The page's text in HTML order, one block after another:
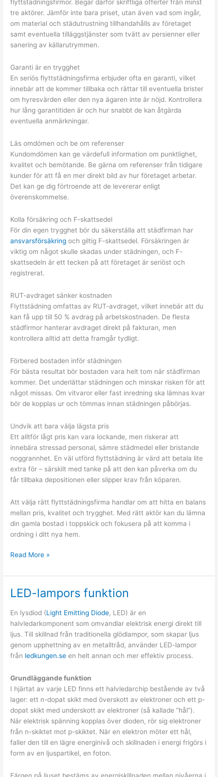
flyttstädningsfirmor. Begär därför skriftliga offerter från minst
tre aktörer. Jämför inte bara priset, utan även vad som ingår,
om material och städutrustning tillhandahålls av företaget
samt eventuella tilläggstjänster som tvätt av persienner eller
sanering av källarutrymmen.
Garanti är en trygghet
En seriös flyttstädningsfirma erbjuder ofta en garanti, vilket
innebär att de kommer tillbaka och rättar till eventuella brister
om hyresvärden eller den nya ägaren inte är nöjd. Kontrollera
hur lång garantitiden är och hur snabbt de kan åtgärda
eventuella anmärkningar.
Läs omdömen och be om referenser
Kundomdömen kan ge värdefull information om punktlighet,
kvalitet och bemötande. Be gärna om referenser från tidigare
kunder för att få en mer direkt bild av hur företaget arbetar.
Det kan ge dig förtroende att de levererar enligt
överenskommelse.
Kolla försäkring och F-skattsedel
För din egen trygghet bör du säkerställa att städfirman har
ansvarsförsäkring och giltig F-skattsedel. Försäkringen är
viktig om något skulle skadas under städningen, och F-
skattsedeln är ett tecken på att företaget är seriöst och
registrerat.
RUT-avdraget sänker kostnaden
Flyttstädning omfattas av RUT-avdraget, vilket innebär att du
kan få upp till 50 % avdrag på arbetskostnaden. De flesta
städfirmor hanterar avdraget direkt på fakturan, men
kontrollera alltid att detta framgår tydligt.
Förbered bostaden inför städningen
För bästa resultat bör bostaden vara helt tom när städfirman
kommer. Det underlättar städningen och minskar risken för att
något missas. Om vitvaror eller fast inredning ska lämnas kvar
bör de kopplas ur och tömmas innan städningen påbörjas.
Undvik att bara välja lägsta pris
Ett alltför lågt pris kan vara lockande, men riskerar att
innebära stressad personal, sämre städmedel eller bristande
noggrannhet. En väl utförd flyttstädning är värd att betala lite
extra för – särskilt med tanke på att den kan påverka om du
får tillbaka depositionen eller slipper krav från köparen.
Att välja rätt flyttstädningsfirma handlar om att hitta en balans
mellan pris, kvalitet och trygghet. Med rätt aktör kan du lämna
din gamla bostad i toppskick och fokusera på att komma i
ordning i ditt nya hem.
Så
du
rätt
företag
flyttstädning
Read More »
LED-lampors funktion
En lysdiod (Light Emitting Diode, LED) är en
halvledarkomponent som omvandlar elektrisk energi direkt till
ljus. Till skillnad från traditionella glödlampor, som skapar ljus
genom upphettning av en metalltråd, använder LED-lampor
från ledkungen.se en helt annan och mer effektiv process.
Grundläggande funktion
I hjärtat av varje LED finns ett halvledarchip bestående av två
lager: ett n-dopat skikt med överskott av elektroner och ett p-
dopat skikt med underskott av elektroner (så kallade “hål”).
När elektrisk spänning kopplas över dioden, rör sig elektroner
från n-skiktet mot p-skiktet. När en elektron möter ett hål,
faller den till en lägre energinivå och skillnaden i energi frigörs i
form av en ljuspartikel, en foton.